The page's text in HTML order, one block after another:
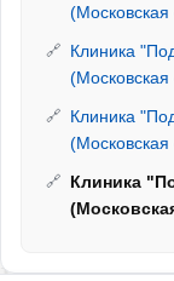
(Московская
Клиника
(Московская
Клиника
(Московская
Клиника